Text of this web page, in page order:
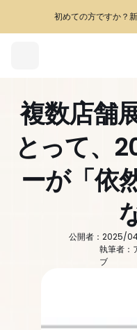
複数店舗
とって、
ーが「依
公開者：2025/
執筆者：
ブ
初めての方ですか？